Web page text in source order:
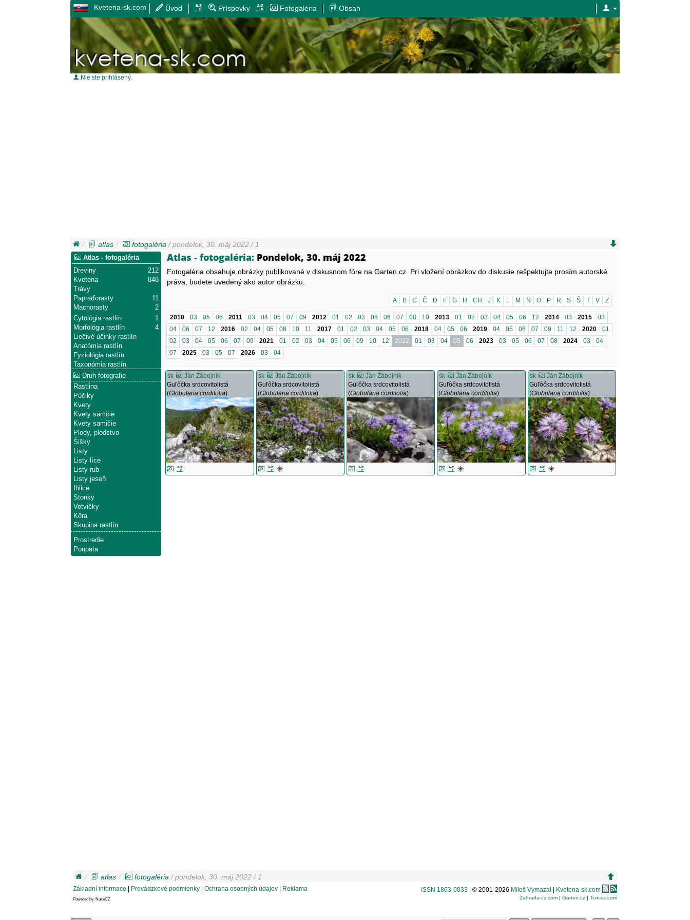
Kvetena-sk.com Úvod Príspevky Fotogaléria Obsah
Nie ste prihlásený.
atlas fotogaléria / pondelok, 30. máj 2022 / 1
Atlas - fotogaléria: Pondelok, 30. máj 2022
Fotogaléria obsahuje obrázky publikované v diskusnom fóre na Garten.cz. Pri vložení obrázkov do diskusie rešpektujte prosím autorské
práva, budete uvedený ako autor obrázku.
A B C Č D F G H CH J K L M N O P R S Š T V Z
2010 03 05 06 2011 03 04 05 07 09 2012 01 02 03 05 06 07 08 10 2013 01 02 03 04 05 06 12 2014 03 2015
03
04
06 07 12 2016 02 04 05 08 10 11 2017 01 02 03 04 05 06 2018 04 05 06 2019 04 05 06 07 09 11 12 2020
01
02
03 04 05 06 07 09 2021 01 02 03 04 05 06 09 10 12 2022 01 03 04 05 06 2023 03 05 06 07 08 2024 03
04
07
2025 03 05 07 2026 03 04
sk
Ján Zábojník
Guľôčka srdcovitolistá
(Globularia cordifolia)
sk
Ján Zábojník
Guľôčka srdcovitolistá
(Globularia cordifolia)
sk
Ján Zábojník
Guľôčka srdcovitolistá
(Globularia cordifolia)
sk
Ján Zábojník
Guľôčka srdcovitolistá
(Globularia cordifolia)
sk
Ján Zábojník
Guľôčka srdcovitolistá
(Globularia cordifolia)
Atlas - fotogaléria
212
Dreviny
848
Kvetena
Trávy
11
Papraďorasty
2
Machorasty
1
Cytológia rastlín
4
Morfológia rastlín
Liečivé účinky rastlín
Anatómia rastlín
Fyziológia rastlín
Taxonómia rastlín
Druh fotografie
Rastlina
Púčiky
Kvety
Kvety samčie
Kvety samičie
Plody, plodstvo
Šišky
Listy
Listy líce
Listy rub
Listy jeseň
Ihlice
Stonky
Vetvičky
Kôra
Skupina rastlín
Prostredie
Poupata
atlas fotogaléria / pondelok, 30. máj 2022 / 1
ISSN 1803-0033 | © 2001-2026 Miloš Vymazal | Kvetena-sk.com
Základní informace | Prevádzkové podmienky | Ochrana osobných údajov | Reklama
Zahrada-cs.com | Garten.cz | Tcm-cs.com
Powered by: NukeCZ